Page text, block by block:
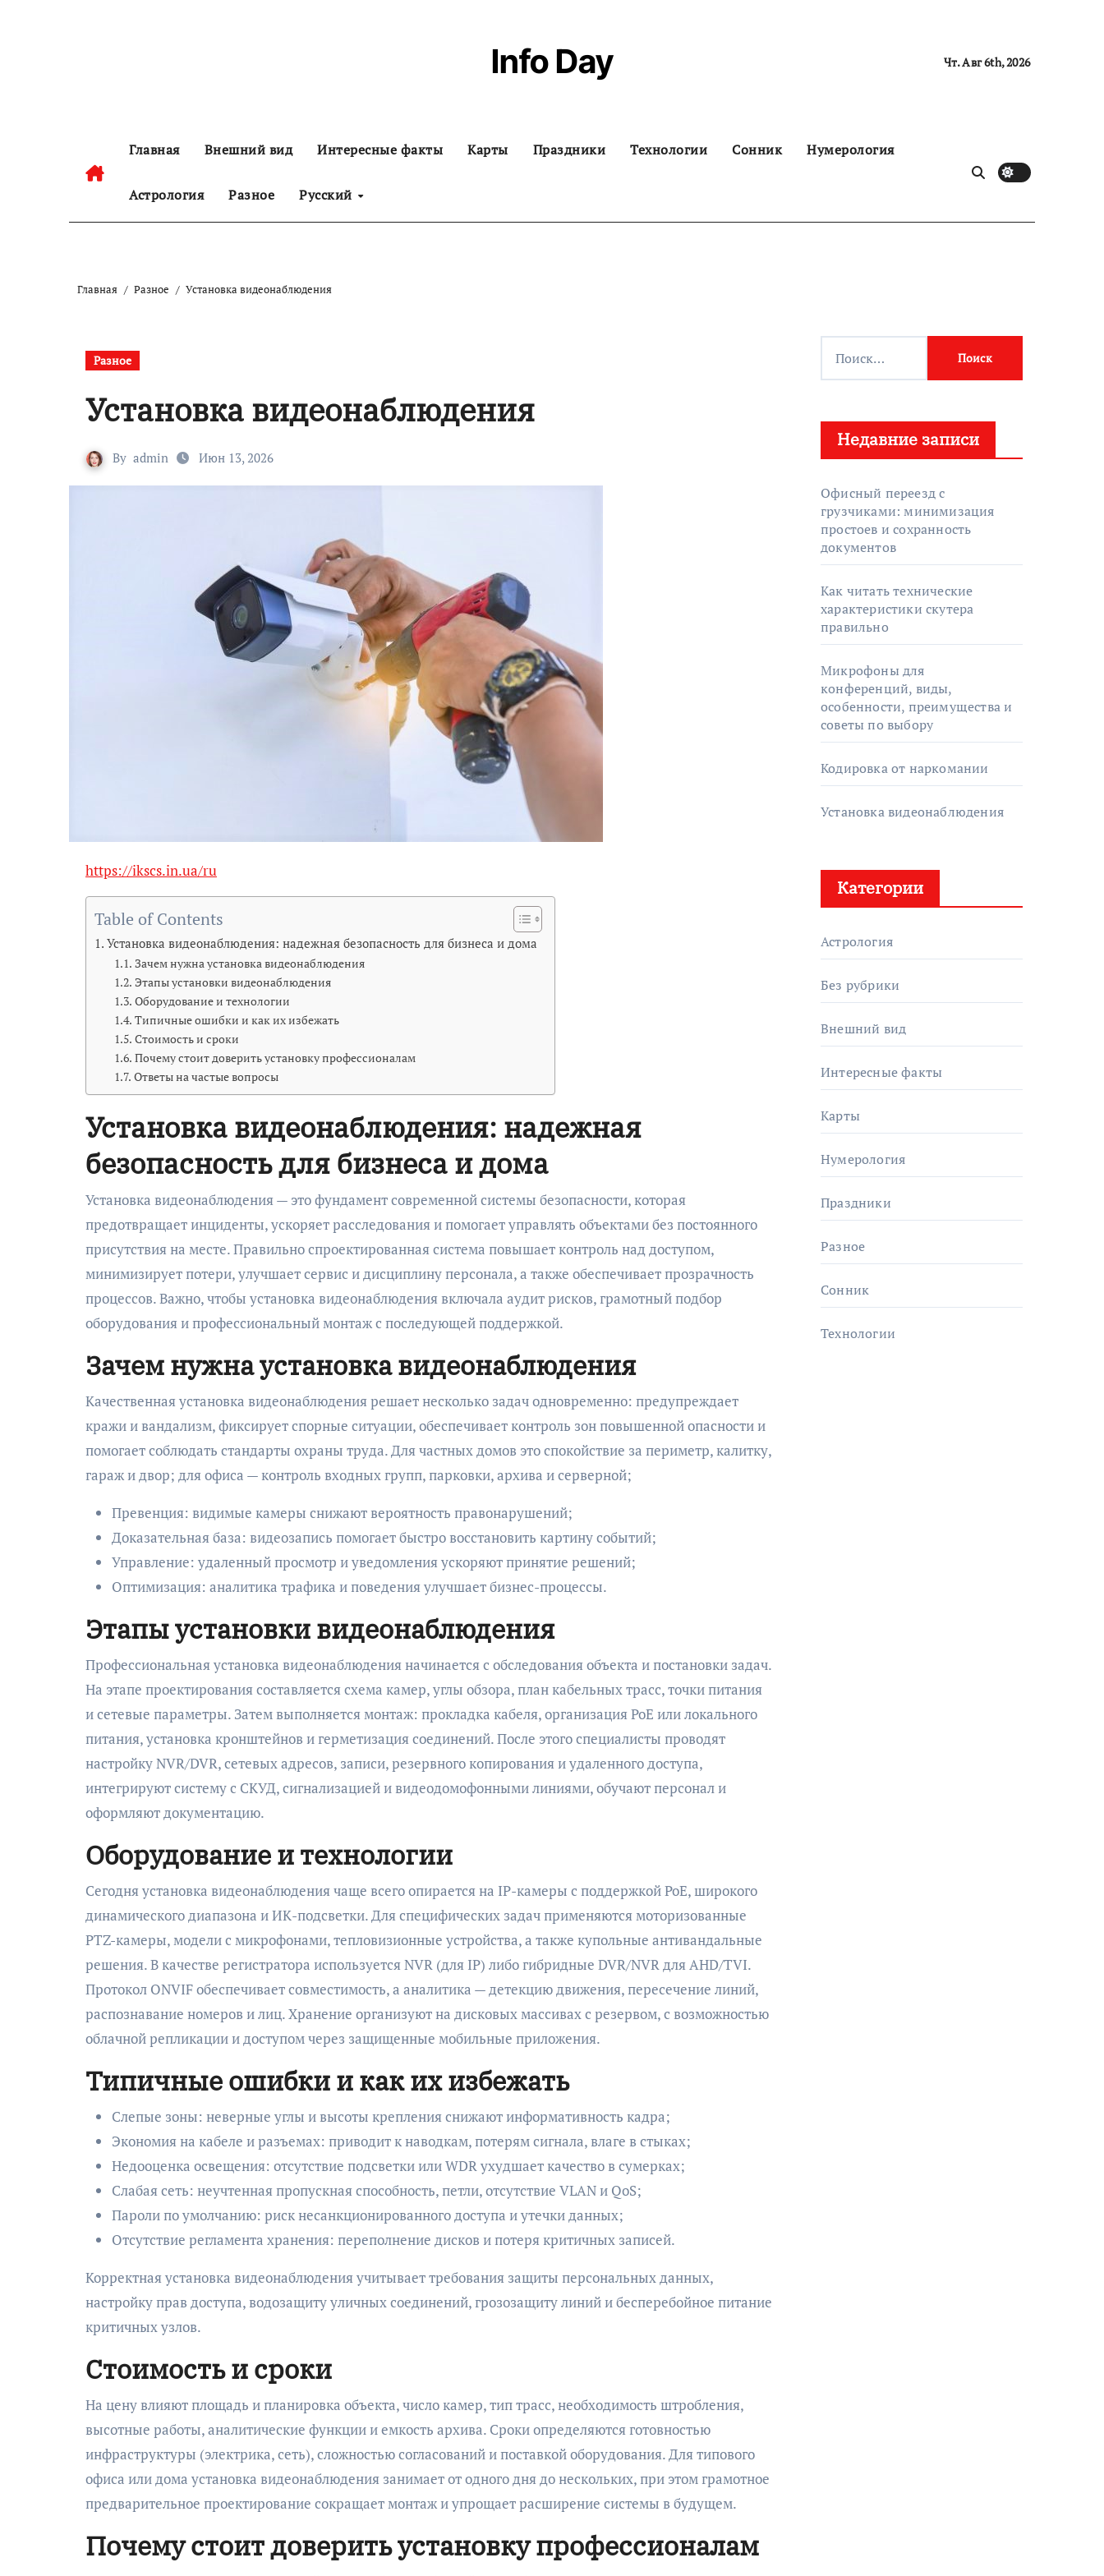
Info Day Чт. Авг 6th, 2026
Главная Внешний вид Интересные факты Карты Праздники Технологии Сонник Нумерология
Астрология Разное Русский
Главная Разное Установка видеонаблюдения
Разное
Установка видеонаблюдения
By admin Июн 13, 2026
https://ikscs.in.ua/ru
Table of Contents
Установка видеонаблюдения: надежная безопасность для бизнеса и дома
Зачем нужна установка видеонаблюдения
Этапы установки видеонаблюдения
Оборудование и технологии
Типичные ошибки и как их избежать
Стоимость и сроки
Почему стоит доверить установку профессионалам
Ответы на частые вопросы
Установка видеонаблюдения: надежная
безопасность для бизнеса и дома
Установка видеонаблюдения — это фундамент современной системы безопасности, которая
предотвращает инциденты, ускоряет расследования и помогает управлять объектами без постоянного
присутствия на месте. Правильно спроектированная система повышает контроль над доступом,
минимизирует потери, улучшает сервис и дисциплину персонала, а также обеспечивает прозрачность
процессов. Важно, чтобы установка видеонаблюдения включала аудит рисков, грамотный подбор
оборудования и профессиональный монтаж с последующей поддержкой.
Зачем нужна установка видеонаблюдения
Качественная установка видеонаблюдения решает несколько задач одновременно: предупреждает
кражи и вандализм, фиксирует спорные ситуации, обеспечивает контроль зон повышенной опасности и
помогает соблюдать стандарты охраны труда. Для частных домов это спокойствие за периметр, калитку,
гараж и двор; для офиса — контроль входных групп, парковки, архива и серверной;
Превенция: видимые камеры снижают вероятность правонарушений;
Доказательная база: видеозапись помогает быстро восстановить картину событий;
Управление: удаленный просмотр и уведомления ускоряют принятие решений;
Оптимизация: аналитика трафика и поведения улучшает бизнес-процессы.
Этапы установки видеонаблюдения
Профессиональная установка видеонаблюдения начинается с обследования объекта и постановки задач.
На этапе проектирования составляется схема камер, углы обзора, план кабельных трасс, точки питания
и сетевые параметры. Затем выполняется монтаж: прокладка кабеля, организация PoE или локального
питания, установка кронштейнов и герметизация соединений. После этого специалисты проводят
настройку NVR/DVR, сетевых адресов, записи, резервного копирования и удаленного доступа,
интегрируют систему с СКУД, сигнализацией и видеодомофонными линиями, обучают персонал и
оформляют документацию.
Оборудование и технологии
Сегодня установка видеонаблюдения чаще всего опирается на IP-камеры с поддержкой PoE, широкого
динамического диапазона и ИК-подсветки. Для специфических задач применяются моторизованные
PTZ-камеры, модели с микрофонами, тепловизионные устройства, а также купольные антивандальные
решения. В качестве регистратора используется NVR (для IP) либо гибридные DVR/NVR для AHD/TVI.
Протокол ONVIF обеспечивает совместимость, а аналитика — детекцию движения, пересечение линий,
распознавание номеров и лиц. Хранение организуют на дисковых массивах с резервом, с возможностью
облачной репликации и доступом через защищенные мобильные приложения.
Типичные ошибки и как их избежать
Слепые зоны: неверные углы и высоты крепления снижают информативность кадра;
Экономия на кабеле и разъемах: приводит к наводкам, потерям сигнала, влаге в стыках;
Недооценка освещения: отсутствие подсветки или WDR ухудшает качество в сумерках;
Слабая сеть: неучтенная пропускная способность, петли, отсутствие VLAN и QoS;
Пароли по умолчанию: риск несанкционированного доступа и утечки данных;
Отсутствие регламента хранения: переполнение дисков и потеря критичных записей.
Корректная установка видеонаблюдения учитывает требования защиты персональных данных,
настройку прав доступа, водозащиту уличных соединений, грозозащиту линий и бесперебойное питание
критичных узлов.
Стоимость и сроки
На цену влияют площадь и планировка объекта, число камер, тип трасс, необходимость штробления,
высотные работы, аналитические функции и емкость архива. Сроки определяются готовностью
инфраструктуры (электрика, сеть), сложностью согласований и поставкой оборудования. Для типового
офиса или дома установка видеонаблюдения занимает от одного дня до нескольких, при этом грамотное
предварительное проектирование сокращает монтаж и упрощает расширение системы в будущем.
Почему стоит доверить установку профессионалам
:
Недавние записи
Офисный переезд с
грузчиками: минимизация
простоев и сохранность
документов
Как читать технические
характеристики скутера
правильно
Микрофоны для
конференций, виды,
особенности, преимущества и
советы по выбору
Кодировка от наркомании
Установка видеонаблюдения
Категории
Астрология
Без рубрики
Внешний вид
Интересные факты
Карты
Нумерология
Праздники
Разное
Сонник
Технологии